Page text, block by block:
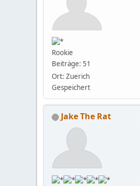
Rookie
Beiträge: 51
Ort: Zuerich
Gespeichert
Jake The Rat